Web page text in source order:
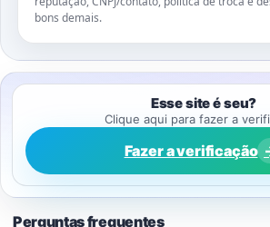
bons demais.
Esse site é seu?
Clique aqui para fazer a
Fazer a verificação
Perguntas frequentes